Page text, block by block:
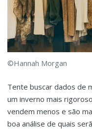
©Hannah Morgan
Tente buscar dados de
um inverno mais
vendem menos e são
boa análise de quais